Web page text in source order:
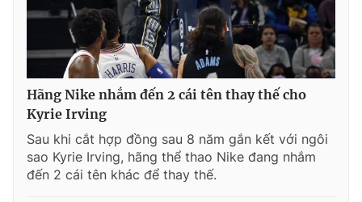
Hãng Nike nhắm đến 2 cái tên thay thế cho
Kyrie Irving
Sau khi cắt hợp đồng sau 8 năm gắn kết với ngôi
sao Kyrie Irving, hãng thể thao Nike đang nhắm
đến 2 cái tên khác để thay thế.